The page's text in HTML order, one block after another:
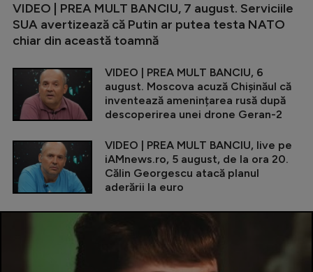
VIDEO | PREA MULT BANCIU, 7 august. Serviciile
SUA avertizează că Putin ar putea testa NATO
chiar din această toamnă
VIDEO | PREA MULT BANCIU, 6
august. Moscova acuză Chișinăul că
inventează amenințarea rusă după
descoperirea unei drone Geran-2
VIDEO | PREA MULT BANCIU, live pe
iAMnews.ro, 5 august, de la ora 20.
Călin Georgescu atacă planul
aderării la euro